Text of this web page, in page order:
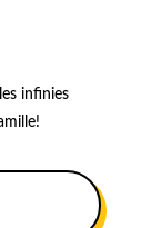
infinies